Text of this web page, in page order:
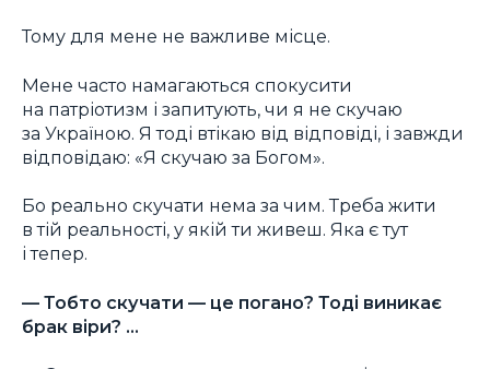
Тому для мене не важливе місце.
Мене часто намагаються спокусити
на патріотизм і запитують, чи я не скучаю
за Україною. Я тоді втікаю від відповіді, і завжди
відповідаю: «Я скучаю за Богом».
Бо реально скучати нема за чим. Треба жити
в тій реальності, у якій ти живеш. Яка є тут
і тепер.
— Тобто скучати — це погано? Тоді виникає
брак віри? …